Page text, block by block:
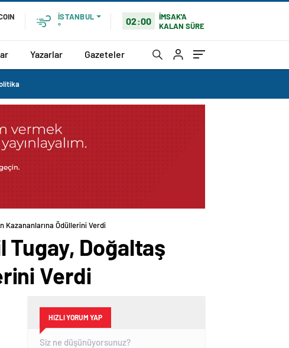
İSTANBUL
°
02:00
İMSAK'A
KALAN SÜRE
Yazarlar Gazeteler
Kazananlarına Ödüllerini Verdi
Tugay, Doğaltaş
Verdi
HIZLI YORUM YAP